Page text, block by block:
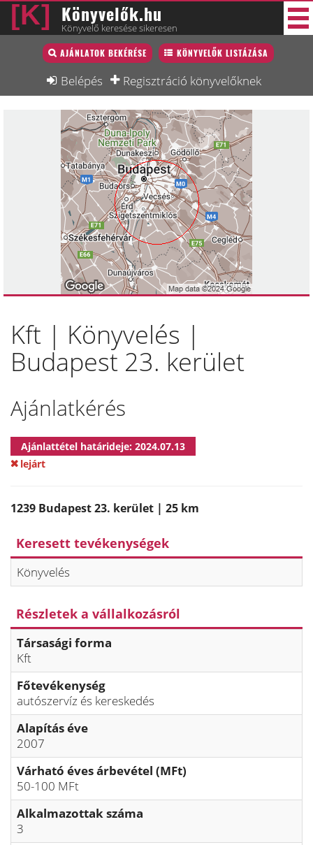
Könyvelők.hu
Könyvelő keresése sikeresen
AJÁNLATOK BEKÉRÉSE KÖNYVELŐK LISTÁZÁSA
Belépés Regisztráció könyvelőknek
Könyvelő lista
Könyvelési munkák
Képzésnaptár
Kft | Könyvelés |
Budapest 23. kerület
Ajánlatkérés
Ajánlattétel határideje: 2024.07.13
lejárt
1239 Budapest 23. kerület | 25 km
Keresett tevékenységek
Könyvelés
Részletek a vállalkozásról
Társasági forma
Kft
Főtevékenység
autószervíz és kereskedés
Alapítás éve
2007
Várható éves árbevétel (MFt)
50-100 MFt
Alkalmazottak száma
3